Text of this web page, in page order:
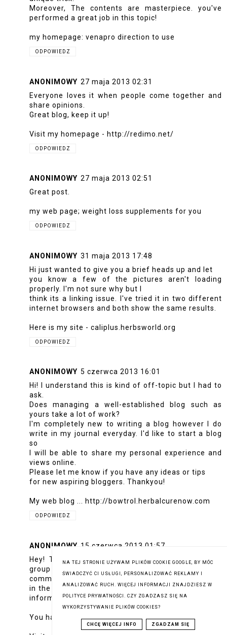
Moreover, The contents are masterpiece. you've
performed a great job in this topic!
my homepage: venapro direction to use
ODPOWIEDZ
ANONIMOWY 27 maja 2013 02:31
Everyone loves it when people come together and
share opinions.
Great blog, keep it up!
Visit my homepage - http://redimo.net/
ODPOWIEDZ
ANONIMOWY 27 maja 2013 02:51
Great post.
my web page; weight loss supplements for you
ODPOWIEDZ
ANONIMOWY 31 maja 2013 17:48
Hi just wanted to give you a brief heads up and let
you know a few of the pictures aren't loading
properly. I'm not sure why but I
think its a linking issue. I've tried it in two different
internet browsers and both show the same results.
Here is my site - caliplus.herbsworld.org
ODPOWIEDZ
ANONIMOWY 5 czerwca 2013 16:01
Hi! I understand this is kind of off-topic but I had to
ask.
Does managing a well-established blog such as
yours take a lot of work?
I'm completely new to writing a blog however I do
write in my journal everyday. I'd like to start a blog
so
I will be able to share my personal experience and
views online.
Please let me know if you have any ideas or tips
for new aspiring bloggers. Thankyou!
My web blog ... http://bowtrol.herbalcurenow.com
ODPOWIEDZ
ANONIMOWY 15 czerwca 2013 01:57
Hey! This is my first visit to your blog! We are a
group of volunteers and starting a new project in a
community
in the same niche. Your blog provided us beneficial
information to work on.
You have done a extraordinary job!
NA TEJ STRONIE UŻYWAM PLIKÓW COOKIE GOOGLE, BY MÓC
ŚWIADCZYĆ CI USŁUGI, PERSONALIZOWAĆ REKLAMY I
ANALIZOWAĆ RUCH. WIĘCEJ INFORMACJI ZNAJDZIESZ W
POLITYCE PRYWATNOŚCI. CZY ZGADZASZ SIĘ NA
WYKORZYSTYWANIE PLIKÓW COOKIES?
CHCĘ WIĘCEJ INFO ZGADZAM SIĘ